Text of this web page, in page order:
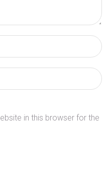
in this browser for the